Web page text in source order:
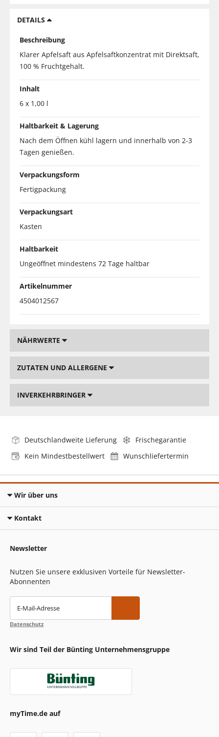
DETAILS
Beschreibung
Klarer Apfelsaft aus Apfelsaftkonzentrat mit Direktsaft,
100 % Fruchtgehalt.
Inhalt
6 x 1,00 l
Haltbarkeit & Lagerung
Nach dem Öffnen kühl lagern und innerhalb von 2-3
Tagen genießen.
Verpackungsform
Fertigpackung
Verpackungsart
Kasten
Haltbarkeit
Ungeöffnet mindestens 72 Tage haltbar
Artikelnummer
4504012567
NÄHRWERTE
ZUTATEN UND ALLERGENE
INVERKEHRBRINGER
Deutschlandweite Lieferung
Frischegarantie
Kein Mindestbestellwert
Wunschliefertermin
Wir über uns
Kontakt
Newsletter
Nutzen Sie unsere exklusiven Vorteile für Newsletter-
Abonnenten
E-Mail-Adresse
Datenschutz
Wir sind Teil der Bünting Unternehmensgruppe
myTime.de auf